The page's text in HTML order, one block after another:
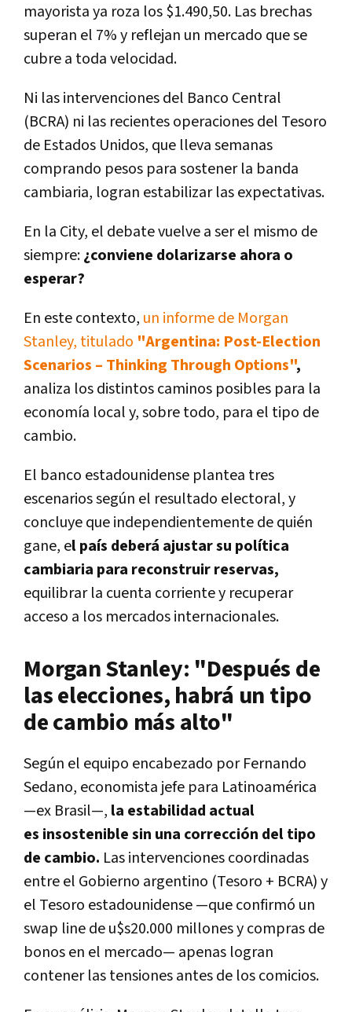
mayoristaya roza los$1.490,50. Las brechas
superan el 7%y reflejan un mercado que se
cubre a toda velocidad.
Ni las intervenciones del Banco Central
(BCRA) ni las recientes operaciones del Tesoro
de Estados Unidos, que lleva semanas
comprando pesos para sostener la banda
cambiaria, logran estabilizar las expectativas.
En la City, el debate vuelve a ser el mismo de
siempre:¿conviene dolarizarse ahora o
esperar?
En este contexto, un informe de Morgan
Stanley, titulado "Argentina: Post-Election
Scenarios – Thinking Through Options",
analiza los distintos caminos posibles para la
economía local y, sobre todo, para el tipo de
cambio.
El banco estadounidense plantea tres
escenarios según el resultado electoral, y
concluye queindependientemente de quién
gane, el país deberá ajustar su política
cambiaria para reconstruir reservas,
equilibrar la cuenta corriente y recuperar
acceso a los mercados internacionales.
Morgan Stanley: "Después de
las elecciones, habrá un tipo
de cambio más alto"
Según el equipo encabezado porFernando
Sedano, economista jefe para Latinoamérica
—ex Brasil—, la estabilidad actual
es insostenible sin una corrección del tipo
de cambio. Las intervenciones coordinadas
entre el Gobierno argentino (Tesoro + BCRA) y
el Tesoro estadounidense —que confirmó un
swap line de u$s20.000 millonesy compras de
bonos en el mercado— apenas logran
contener las tensiones antes de los comicios.